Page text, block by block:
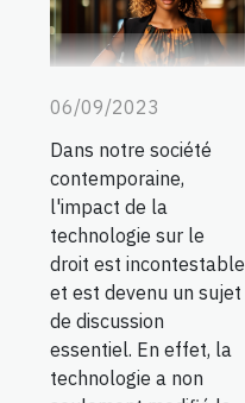
06/09/2023
Dans notre société
contemporaine,
l'impact de la
technologie sur le
droit est incontestable
et est devenu un sujet
de discussion
essentiel. En effet, la
technologie a non